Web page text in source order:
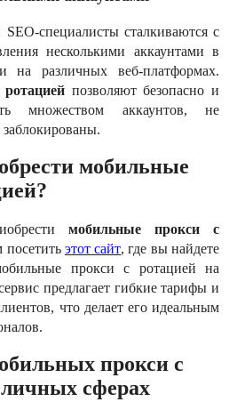
специалисты сталкиваются с
несколькими аккаунтами в
на различных веб-платформах.
позволяют безопасно и
множеством аккаунтов, не
заблокированы.
мобильные
мобильные прокси с
посетить этот сайт, где вы найдете
прокси с ротацией на
предлагает гибкие тарифы и
что делает его идеальным
прокси с
сферах